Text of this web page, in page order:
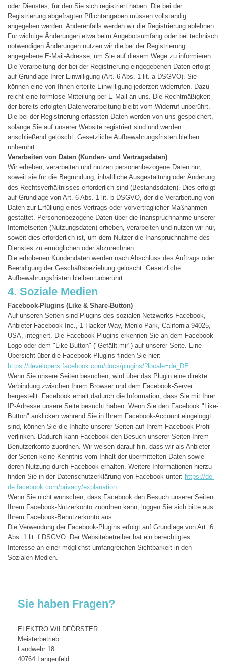
oder Dienstes, für den Sie sich registriert haben. Die bei der
Registrierung abgefragten Pflichtangaben müssen vollständig
angegeben werden. Anderenfalls werden wir die Registrierung ablehnen.
Für wichtige Änderungen etwa beim Angebotsumfang oder bei technisch
notwendigen Änderungen nutzen wir die bei der Registrierung
angegebene E-Mail-Adresse, um Sie auf diesem Wege zu informieren.
Die Verarbeitung der bei der Registrierung eingegebenen Daten erfolgt
auf Grundlage Ihrer Einwilligung (Art. 6 Abs. 1 lit. a DSGVO). Sie
können eine von Ihnen erteilte Einwilligung jederzeit widerrufen. Dazu
reicht eine formlose Mitteilung per E-Mail an uns. Die Rechtmäßigkeit
der bereits erfolgten Datenverarbeitung bleibt vom Widerruf unberührt.
Die bei der Registrierung erfassten Daten werden von uns gespeichert,
solange Sie auf unserer Website registriert sind und werden
anschließend gelöscht. Gesetzliche Aufbewahrungsfristen bleiben
unberührt.
Verarbeiten von Daten (Kunden- und Vertragsdaten)
Wir erheben, verarbeiten und nutzen personenbezogene Daten nur,
soweit sie für die Begründung, inhaltliche Ausgestaltung oder Änderung
des Rechtsverhältnisses erforderlich sind (Bestandsdaten). Dies erfolgt
auf Grundlage von Art. 6 Abs. 1 lit. b DSGVO, der die Verarbeitung von
Daten zur Erfüllung eines Vertrags oder vorvertraglicher Maßnahmen
gestattet. Personenbezogene Daten über die Inanspruchnahme unserer
Internetseiten (Nutzungsdaten) erheben, verarbeiten und nutzen wir nur,
soweit dies erforderlich ist, um dem Nutzer die Inanspruchnahme des
Dienstes zu ermöglichen oder abzurechnen.
Die erhobenen Kundendaten werden nach Abschluss des Auftrags oder
Beendigung der Geschäftsbeziehung gelöscht. Gesetzliche
Aufbewahrungsfristen bleiben unberührt.
4. Soziale Medien
Facebook-Plugins (Like & Share-Button)
Auf unseren Seiten sind Plugins des sozialen Netzwerks Facebook,
Anbieter Facebook Inc., 1 Hacker Way, Menlo Park, California 94025,
USA, integriert. Die Facebook-Plugins erkennen Sie an dem Facebook-
Logo oder dem "Like-Button" ("Gefällt mir") auf unserer Seite. Eine
Übersicht über die Facebook-Plugins finden Sie hier:
https://developers.facebook.com/docs/plugins/?locale=de_DE.
Wenn Sie unsere Seiten besuchen, wird über das Plugin eine direkte
Verbindung zwischen Ihrem Browser und dem Facebook-Server
hergestellt. Facebook erhält dadurch die Information, dass Sie mit Ihrer
IP-Adresse unsere Seite besucht haben. Wenn Sie den Facebook "Like-
Button" anklicken während Sie in Ihrem Facebook-Account eingeloggt
sind, können Sie die Inhalte unserer Seiten auf Ihrem Facebook-Profil
verlinken. Dadurch kann Facebook den Besuch unserer Seiten Ihrem
Benutzerkonto zuordnen. Wir weisen darauf hin, dass wir als Anbieter
der Seiten keine Kenntnis vom Inhalt der übermittelten Daten sowie
deren Nutzung durch Facebook erhalten. Weitere Informationen hierzu
finden Sie in der Datenschutzerklärung von Facebook unter: https://de-
de.facebook.com/privacy/explanation.
Wenn Sie nicht wünschen, dass Facebook den Besuch unserer Seiten
Ihrem Facebook-Nutzerkonto zuordnen kann, loggen Sie sich bitte aus
Ihrem Facebook-Benutzerkonto aus.
Die Verwendung der Facebook-Plugins erfolgt auf Grundlage von Art. 6
Abs. 1 lit. f DSGVO. Der Websitebetreiber hat ein berechtigtes
Interesse an einer möglichst umfangreichen Sichtbarkeit in den
Sozialen Medien.
Sie haben Fragen?
ELEKTRO WILDFÖRSTER
Meisterbetrieb
Landwehr 18
40764 Langenfeld